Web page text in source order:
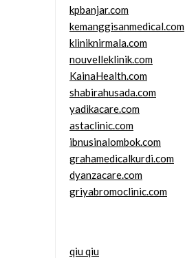
kpbanjar.com
kemanggisanmedical.com
kliniknirmala.com
nouvelleklinik.com
KainaHealth.com
shabirahusada.com
yadikacare.com
astaclinic.com
ibnusinalombok.com
grahamedicalkurdi.com
dyanzacare.com
griyabromoclinic.com
qiu qiu